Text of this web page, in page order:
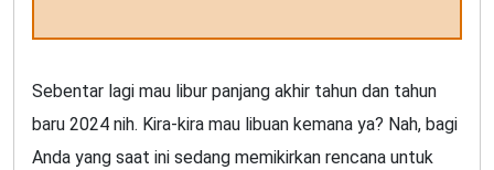
Sebentar lagi mau libur panjang akhir tahun dan tahun
baru 2024 nih. Kira-kira mau libuan kemana ya? Nah, bagi
Anda yang saat ini sedang memikirkan rencana untuk